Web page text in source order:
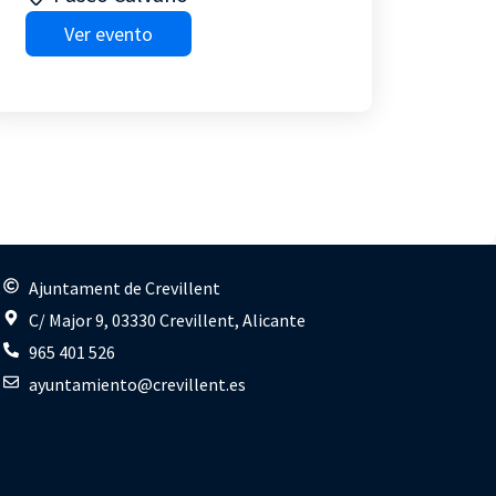
Ver evento
Ajuntament de Crevillent
C/ Major 9, 03330 Crevillent, Alicante
965 401 526
ayuntamiento@crevillent.es